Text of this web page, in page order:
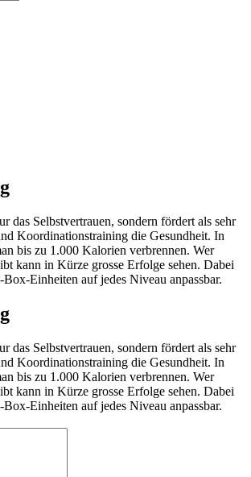
das Selbstvertrauen, sondern fördert als sehr
Koordinationstraining die Gesundheit. In
bis zu 1.000 Kalorien verbrennen. Wer
kann in Kürze grosse Erfolge sehen. Dabei
Einheiten auf jedes Niveau anpassbar.
das Selbstvertrauen, sondern fördert als sehr
Koordinationstraining die Gesundheit. In
bis zu 1.000 Kalorien verbrennen. Wer
kann in Kürze grosse Erfolge sehen. Dabei
Einheiten auf jedes Niveau anpassbar.